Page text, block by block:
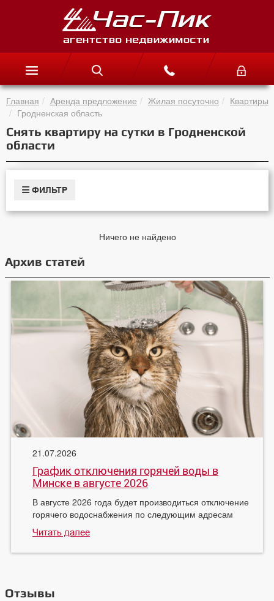
Главная Аренда предложение Жилая посуточно
Квартиры
Гродненская область
Снять квартиру на сутки в Гродненской
области
ФИЛЬТР
Ничего не найдено
Архив статей
21.07.2026
График отключения горячей воды в
Минске в августе 2026
В августе 2026 года будет производиться отключение
горячего водоснабжения по следующим адресам
Читать далее
Отзывы